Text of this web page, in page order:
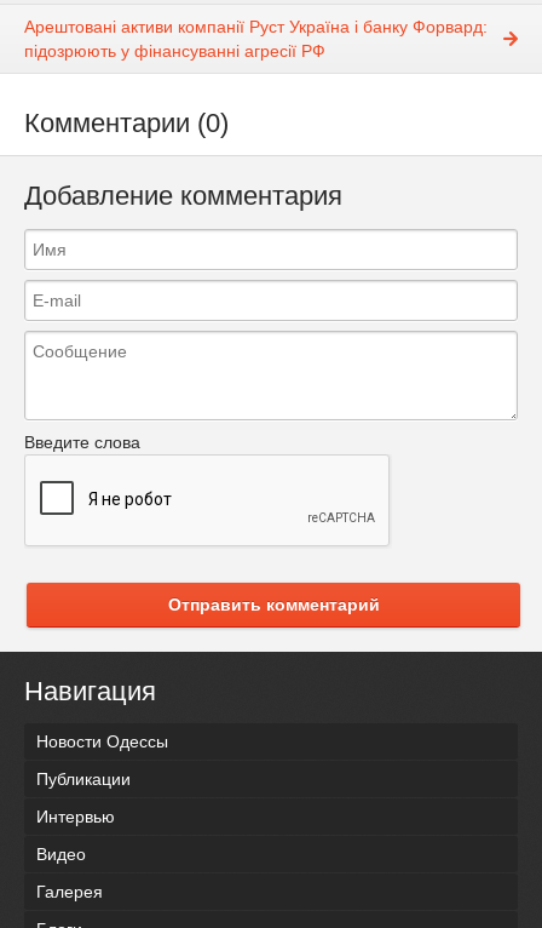
Арештовані активи компанії Руст Україна і банку Форвард:
підозрюють у фінансуванні агресії РФ
Комментарии (0)
Добавление комментария
Введите слова
Отправить комментарий
Навигация
Новости Одессы
Публикации
Интервью
Видео
Галерея